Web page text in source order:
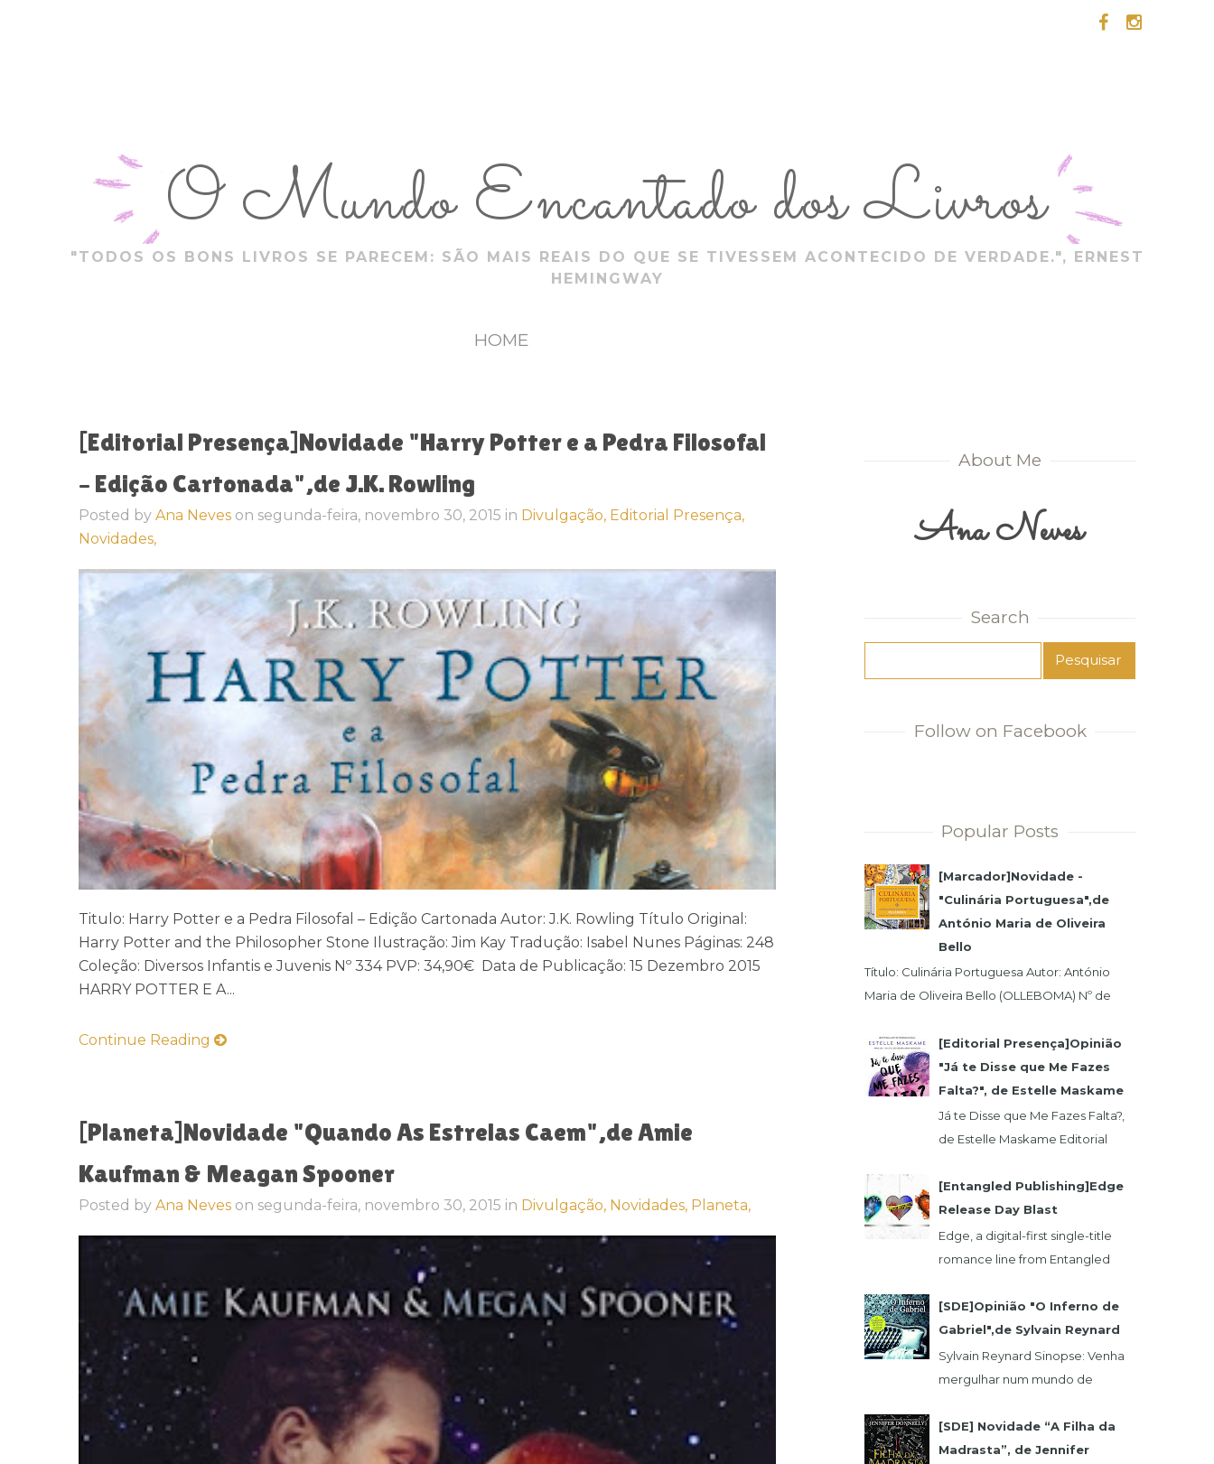
O Mundo Encantado dos Livros
"TODOS OS BONS LIVROS SE PARECEM: SÃO MAIS REAIS DO QUE SE TIVESSEM ACONTECIDO DE VERDADE.", ERNEST
HEMINGWAY
HOME
[Editorial Presença]Novidade "Harry Potter e a Pedra Filosofal
– Edição Cartonada",de J.K. Rowling
Posted by Ana Neves on segunda-feira, novembro 30, 2015 in Divulgação, Editorial Presença,
Novidades,
Titulo: Harry Potter e a Pedra Filosofal – Edição Cartonada Autor: J.K. Rowling Título Original:
Harry Potter and the Philosopher Stone Ilustração: Jim Kay Tradução: Isabel Nunes Páginas: 248
Coleção: Diversos Infantis e Juvenis Nº 334 PVP: 34,90€ Data de Publicação: 15 Dezembro 2015
HARRY POTTER E A...
Continue Reading
[Planeta]Novidade "Quando As Estrelas Caem",de Amie
Kaufman & Meagan Spooner
Posted by Ana Neves on segunda-feira, novembro 30, 2015 in Divulgação, Novidades, Planeta,
About Me
Ana Neves
Search
Follow on Facebook
Popular Posts
[Marcador]Novidade -
"Culinária Portuguesa",de
António Maria de Oliveira
Bello
Título: Culinária Portuguesa Autor: António
Maria de Oliveira Bello (OLLEBOMA) Nº de
[Editorial Presença]Opinião
"Já te Disse que Me Fazes
Falta?", de Estelle Maskame
Já te Disse que Me Fazes Falta?,
de Estelle Maskame Editorial
Uma última oportunidade para o
amor. P...
[Entangled Publishing]Edge
Release Day Blast
Edge, a digital-first single-title
romance line from Entangled
popular Select imprint but gives
its...
[SDE]Opinião "O Inferno de
Gabriel",de Sylvain Reynard
Sylvain Reynard Sinopse: Venha
mergulhar num mundo de
sem limites....
[SDE] Novidade “A Filha da
Madrasta”, de Jennifer